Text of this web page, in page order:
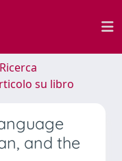
su libro
and the